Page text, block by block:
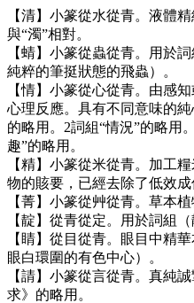
【清】小篆從水從青。液體
與“濁”相對。
【蜻】小篆從蟲從青。用於
純粹的筆挺狀態的飛蟲）。
【情】小篆從心從青。由感
心理反應。具有不同意味的
的略用。2詞組“情況”的略用
趣”的略用。
【精】小篆從米從青。加工
物的賅要，已經去除了低效
【菁】小篆從艸從青。草本
【靛】從青從定。用於詞組
【睛】從目從青。眼目中精
眼白環圍的有色中心）。
【請】小篆從言從青。真純
求》的略用。